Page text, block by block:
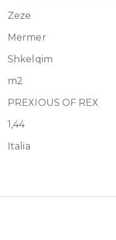
Zeze
Mermer
Shkelqim
m2
PREXIOUS OF REX
1,44
Italia